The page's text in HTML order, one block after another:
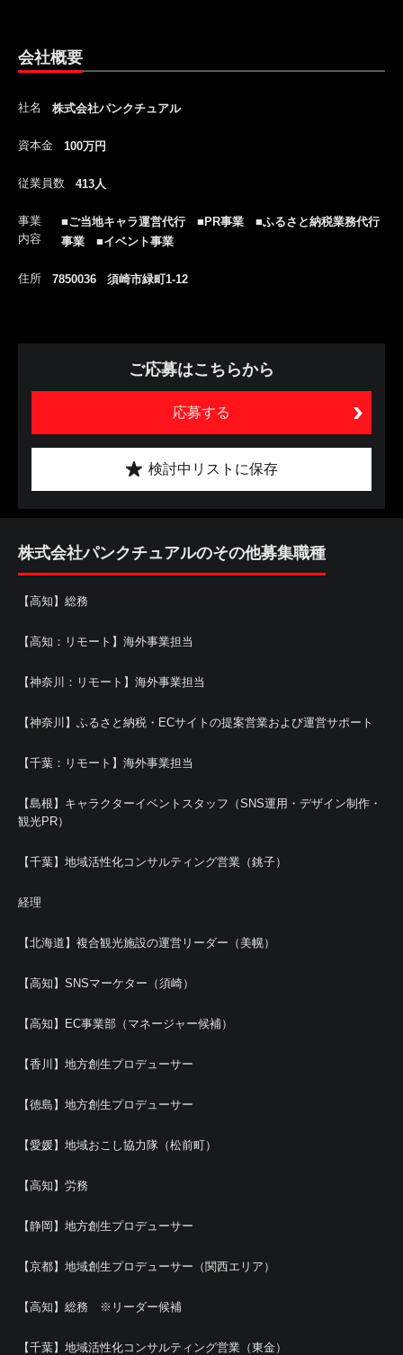
会社概要
社名 株式会社パンクチュアル
資本金 100万円
従業員数 413人
事業
内容
■ご当地キャラ運営代行 ■PR事業 ■ふるさと納税業務代行
事業 ■イベント事業
住所 7850036 須崎市緑町1-12
ご応募はこちらから
応募する
検討中リストに保存
株式会社パンクチュアルのその他募集職種
【高知】総務
【高知：リモート】海外事業担当
【神奈川：リモート】海外事業担当
【神奈川】ふるさと納税・ECサイトの提案営業および運営サポート
【千葉：リモート】海外事業担当
【島根】キャラクターイベントスタッフ（SNS運用・デザイン制作・
観光PR）
【千葉】地域活性化コンサルティング営業（銚子）
経理
【北海道】複合観光施設の運営リーダー（美幌）
【高知】SNSマーケター（須崎）
【高知】EC事業部（マネージャー候補）
【香川】地方創生プロデューサー
【徳島】地方創生プロデューサー
【愛媛】地域おこし協力隊（松前町）
【高知】労務
【静岡】地方創生プロデューサー
【京都】地域創生プロデューサー（関西エリア）
【高知】総務 ※リーダー候補
【千葉】地域活性化コンサルティング営業（東金）